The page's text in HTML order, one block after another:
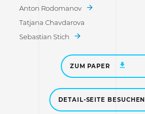
Anton Rodomanov
Tatjana Chavdarova
Sebastian Stich
ZUM PAPER
DETAIL-SEITE BESUCHEN